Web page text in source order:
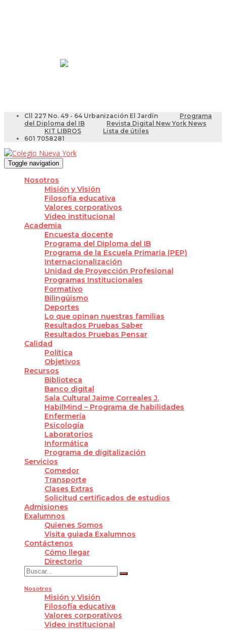
Cll 227 No. 49 - 64 Urbanización El Jardín
Programa
del Diploma del IB
Revista Digital New York News
KIT LIBROS
Lista de útiles
601 7058281
Toggle navigation
Nosotros
Misión y Visión
Filosofía educativa
Valores corporativos
Video institucional
Academia
Encuesta docente
Programa del Diploma del IB
Programa de la Escuela Primaria (PEP)
Internacionalización
Unidad de Proyección Profesional
Programas Institucionales
Formativo
Bilingüismo
Deportes
Lo que opinan nuestras familias
Resultados Pruebas Saber
Resultados Pruebas Pensar
Calidad
Política
Objetivos
Recursos
Biblioteca
Banco digital
Sala Cultural Jaime Correales J.
HabilMind – Programa de habilidades
Enfermería
Psicología
Laboratorios
Informática
Programa de digitalización
Servicios
Comedor
Transporte
Clases Extras
Solicitud certificados de estudios
Admisiones
Exalumnos
Quienes Somos
Visita guiada Exalumnos
Contáctenos
Cómo llegar
Directorio
Nosotros
Misión y Visión
Filosofía educativa
Valores corporativos
Video institucional